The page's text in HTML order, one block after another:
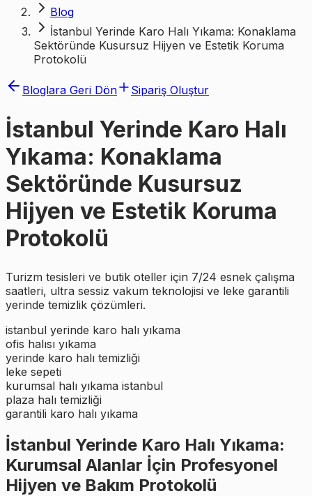
Blog
İstanbul Yerinde Karo Halı Yıkama: Konaklama
Sektöründe Kusursuz Hijyen ve Estetik Koruma
Protokolü
Bloglara Geri Dön Sipariş Oluştur
İstanbul Yerinde Karo Halı
Yıkama: Konaklama
Sektöründe Kusursuz
Hijyen ve Estetik Koruma
Protokolü
Turizm tesisleri ve butik oteller için 7/24 esnek çalışma
saatleri, ultra sessiz vakum teknolojisi ve leke garantili
yerinde temizlik çözümleri.
istanbul yerinde karo halı yıkama
ofis halısı yıkama
yerinde karo halı temizliği
leke sepeti
kurumsal halı yıkama istanbul
plaza halı temizliği
garantili karo halı yıkama
İstanbul Yerinde Karo Halı Yıkama:
Kurumsal Alanlar İçin Profesyonel
Hijyen ve Bakım Protokolü